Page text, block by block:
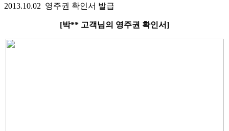
2013.10.02 영주권 확인서 발급
[박** 고객님의 영주권 확인서]